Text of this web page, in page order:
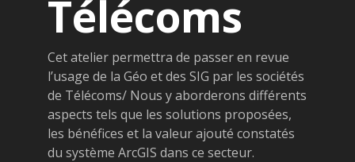
Télécoms
Cet atelier permettra de passer en revue
l’usage de la Géo et des SIG par les sociétés
de Télécoms/ Nous y aborderons différents
aspects tels que les solutions proposées,
les bénéfices et la valeur ajouté constatés
du système ArcGIS dans ce secteur.